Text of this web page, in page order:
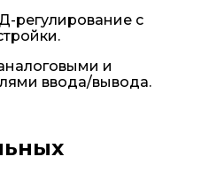
регулирование с
и
ввода/вывода.